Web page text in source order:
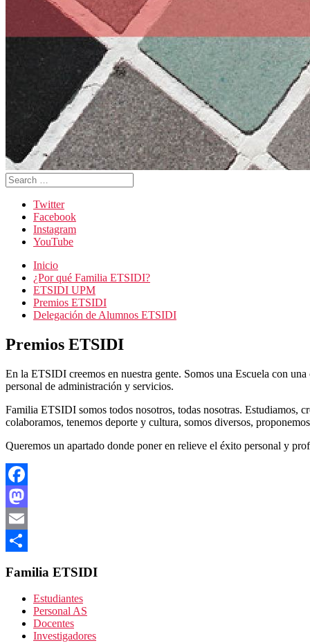
Search
for:
Twitter
Facebook
Instagram
YouTube
Inicio
¿Por qué Familia ETSIDI?
ETSIDI UPM
Premios ETSIDI
Delegación de Alumnos ETSIDI
Premios ETSIDI
En la ETSIDI creemos en nuestra gente. Somos una Escuela con
personal de administración y servicios.
Familia ETSIDI somos todos nosotros, todas nosotras. Estudiamos,
colaboramos, tenemos deporte y cultura, somos diversos,
Queremos un apartado donde poner en relieve el éxito personal y
Facebook
Mastodon
Email
Familia ETSIDI
Estudiantes
Personal AS
Docentes
Investigadores